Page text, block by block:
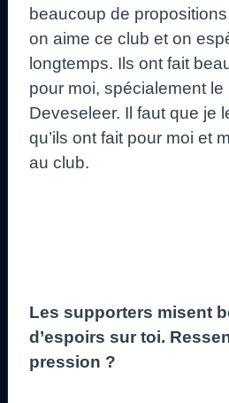
beaucoup de
on aime ce club et on
longtemps. Ils ont fait
pour moi, spécialement le
Deveseleer. Il faut que je
qu’ils ont fait pour moi et
au club.
Les supporters misent
d’espoirs sur toi.
pression ?